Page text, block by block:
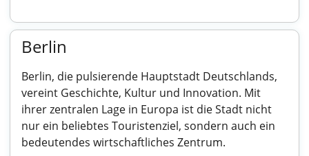
Berlin
Berlin, die pulsierende Hauptstadt Deutschlands,
vereint Geschichte, Kultur und Innovation. Mit
ihrer zentralen Lage in Europa ist die Stadt nicht
nur ein beliebtes Touristenziel, sondern auch ein
bedeutendes wirtschaftliches Zentrum.